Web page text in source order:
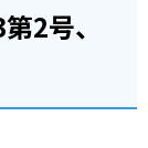
2号、